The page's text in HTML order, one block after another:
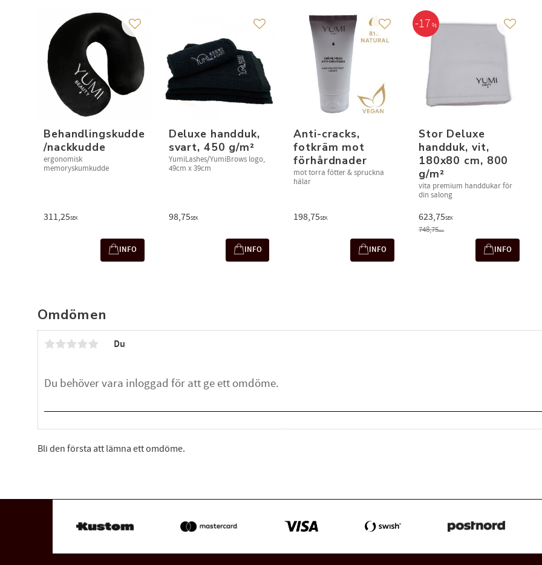
Omdömen
Du
Bli den första att lämna ett omdöme.
Behandlingskudde
/nackkudde
ergonomisk
memoryskumkudde
311,25SEK
Lägg till i favoriter
INFO
Deluxe handduk,
svart, 450 g/m²
YumiLashes/YumiBrows logo,
49cm x 39cm
98,75SEK
Lägg till i favoriter
INFO
Anti-cracks,
fotkräm mot
förhårdnader
mot torra fötter & spruckna
hälar
198,75SEK
Lägg till i favoriter
INFO
Stor Deluxe
handduk, vit,
180x80 cm, 800
g/m²
vita premium handdukar för
din salong
623,75SEK
748,75SEK
17 % Lägg till
INFO